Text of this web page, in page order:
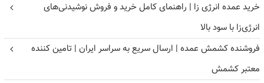
خرید عمده انرژی زا | راهنمای کامل خرید و فروش نوشیدنی‌های
انرژی‌زا با سود بالا
فروشنده کشمش عمده | ارسال سریع به سراسر ایران | تامین کننده
معتبر کشمش